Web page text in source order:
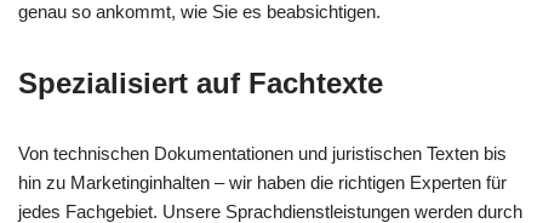
genau so ankommt, wie Sie es beabsichtigen.
Spezialisiert auf Fachtexte
Von technischen Dokumentationen und juristischen Texten bis
hin zu Marketinginhalten – wir haben die richtigen Experten für
jedes Fachgebiet. Unsere Sprachdienstleistungen werden durch